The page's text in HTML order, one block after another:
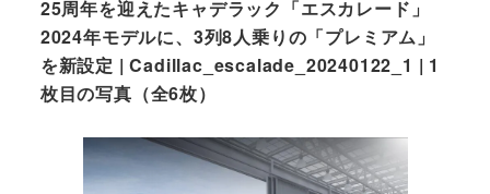
25周年を迎えたキャデラック「エスカレード」
2024年モデルに、3列8人乗りの「プレミアム」
を新設定 | Cadillac_escalade_20240122_1 | 1
枚目の写真（全6枚）